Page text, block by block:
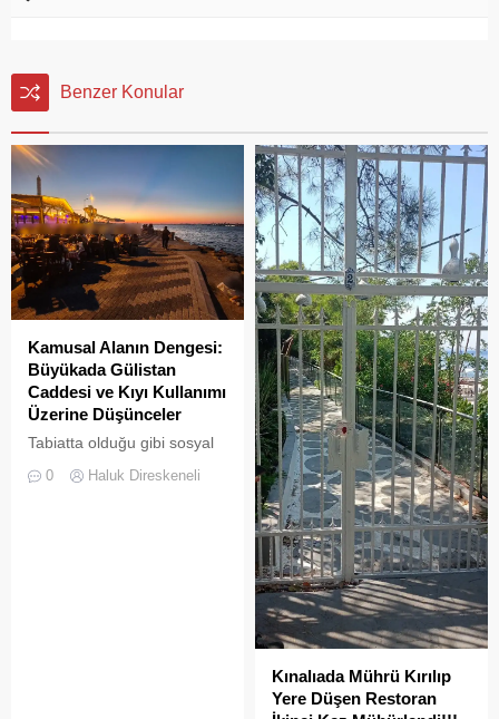
Benzer Konular
Kamusal Alanın Dengesi:
Büyükada Gülistan
Caddesi ve Kıyı Kullanımı
Üzerine Düşünceler
Tabiatta olduğu gibi sosyal
süre karşılıksız kalmaz;
0 Haluk Direskeneli
Kınalıada Mührü Kırılıp
Yere Düşen Restoran